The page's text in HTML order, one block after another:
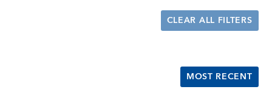
CLEAR ALL FILTERS
MOST RECENT